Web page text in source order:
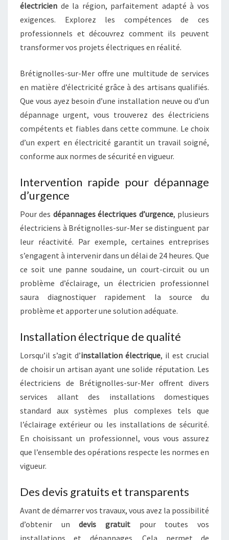
électricien de la région, parfaitement adapté à vos
exigences. Explorez les compétences de ces
professionnels et découvrez comment ils peuvent
transformer vos projets électriques en réalité.
Brétignolles-sur-Mer offre une multitude de services
en matière d’électricité grâce à des artisans qualifiés.
Que vous ayez besoin d’une installation neuve ou d’un
dépannage urgent, vous trouverez des électriciens
compétents et fiables dans cette commune. Le choix
d’un expert en électricité garantit un travail soigné,
conforme aux normes de sécurité en vigueur.
Intervention rapide pour dépannage
d’urgence
Pour des dépannages électriques d’urgence, plusieurs
électriciens à Brétignolles-sur-Mer se distinguent par
leur réactivité. Par exemple, certaines entreprises
s’engagent à intervenir dans un délai de 24 heures. Que
ce soit une panne soudaine, un court-circuit ou un
problème d’éclairage, un électricien professionnel
saura diagnostiquer rapidement la source du
problème et apporter une solution adéquate.
Installation électrique de qualité
Lorsqu’il s’agit d’installation électrique, il est crucial
de choisir un artisan ayant une solide réputation. Les
électriciens de Brétignolles-sur-Mer offrent divers
services allant des installations domestiques
standard aux systèmes plus complexes tels que
l’éclairage extérieur ou les installations de sécurité.
En choisissant un professionnel, vous vous assurez
que l’ensemble des opérations respecte les normes en
vigueur.
Des devis gratuits et transparents
Avant de démarrer vos travaux, vous avez la possibilité
d’obtenir undevis gratuit pour toutes vos
installations et dépannages. Cela permet de